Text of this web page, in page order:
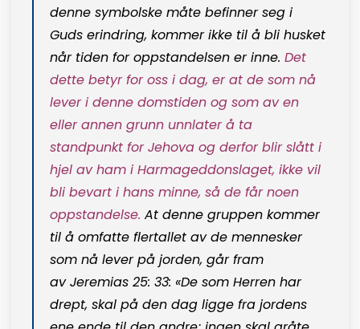
denne symbolske måte befinner seg i
Guds erindring, kommer ikke til å bli husket
når tiden for oppstandelsen er inne.Det
dette betyr for oss i dag, er at de som nå
lever i denne domstiden og som av en
eller annen grunn unnlater å ta
standpunkt for Jehova og derfor blir slått i
hjel av ham i Harmageddonslaget, ikke vil
bli bevart i hans minne, så de får noen
oppstandelse. At denne gruppen kommer
til å omfatte flertallet av de mennesker
som nå lever på jorden, går fram
av Jeremias 25: 33: «De som Herren har
drept, skal på den dag ligge fra jordens